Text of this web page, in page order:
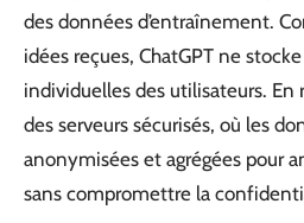
des données d’entraînement.
idées reçues, ChatGPT ne
individuelles des utilisateurs.
des serveurs sécurisés, où les
anonymisées et agrégées pour
sans compromettre la